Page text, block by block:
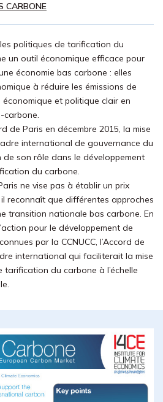
CARBONE
politiques de tarification du
un outil économique efficace pour
économie bas carbone : elles
à réduire les émissions de
et politique clair en
carbone.
de Paris en décembre 2015, la mise
international de gouvernance du
son rôle dans le développement
du carbone.
ne vise pas à établir un prix
reconnaît que différentes approches
transition nationale bas carbone. En
pour le développement de
par la CCNUCC, l’Accord de
international qui faciliterait la mise
du carbone à l’échelle